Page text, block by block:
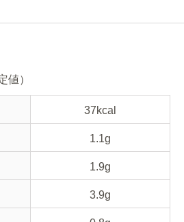
値）
37kcal
1.1g
1.9g
3.9g